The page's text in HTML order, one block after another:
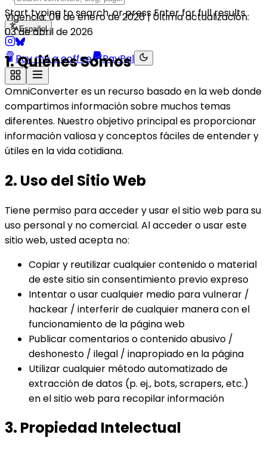
Start typing to search, or press Enter for full results
Español
Buy me a coffee PayPal
Vigencia: 05 de enero de 2026 | Última actualización:
03 de abril de 2026
1. Quiénes Somos
OmniConverter es un recurso basado en la web donde
compartimos información sobre muchos temas
diferentes. Nuestro objetivo principal es proporcionar
información valiosa y conceptos fáciles de entender y
útiles en la vida cotidiana.
2. Uso del Sitio Web
Tiene permiso para acceder y usar el sitio web para su
uso personal y no comercial. Al acceder o usar este
sitio web, usted acepta no:
Copiar y reutilizar cualquier contenido o material
de este sitio sin consentimiento previo expreso
Intentar o usar cualquier medio para vulnerar /
hackear / interferir de cualquier manera con el
funcionamiento de la página web
Publicar comentarios o contenido abusivo /
deshonesto / ilegal / inapropiado en la página
Utilizar cualquier método automatizado de
extracción de datos (p. ej., bots, scrapers, etc.)
en el sitio web para recopilar información
3. Propiedad Intelectual